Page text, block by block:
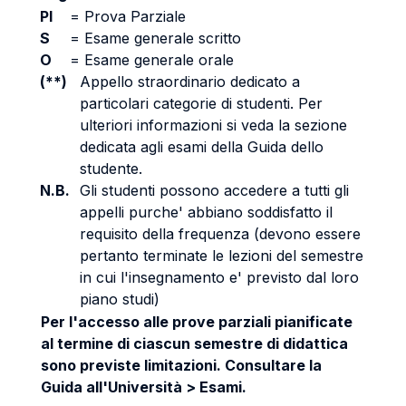
PI
= Prova Parziale
S
= Esame generale scritto
O
= Esame generale orale
(**)
Appello straordinario dedicato a
particolari categorie di studenti. Per
ulteriori informazioni si veda la sezione
dedicata agli esami della Guida dello
studente.
N.B. Gli studenti possono accedere a tutti gli
appelli purche' abbiano soddisfatto il
requisito della frequenza (devono essere
pertanto terminate le lezioni del semestre
in cui l'insegnamento e' previsto dal loro
piano studi)
Per l'accesso alle prove parziali pianificate
al termine di ciascun semestre di didattica
sono previste limitazioni. Consultare la
Guida all'Università > Esami.